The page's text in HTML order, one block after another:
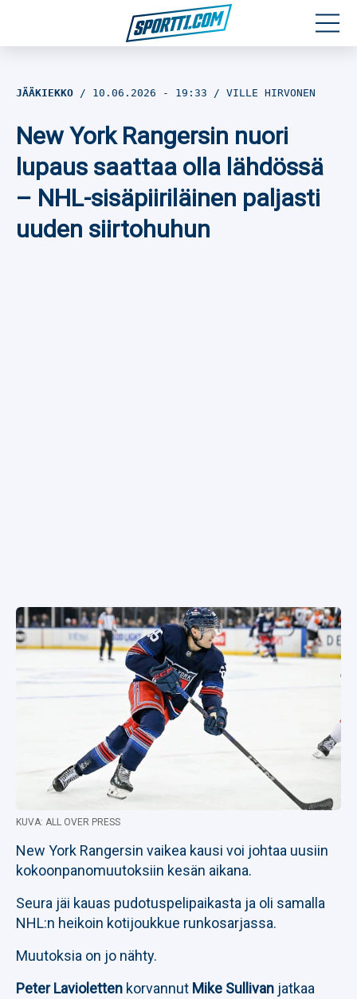
Jalkapallo
Yleisurheilu
Talviurheilu
JÄÄKIEKKO 10.06.2026 - 19:33 VILLE HIRVONEN
New York Rangersin nuori
lupaus saattaa olla lähdössä
– NHL-sisäpiiriläinen paljasti
uuden siirtohuhun
KUVA: ALL OVER PRESS
New York Rangersin vaikea kausi voi johtaa uusiin
kokoonpanomuutoksiin kesän aikana.
Seura jäi kauas pudotuspelipaikasta ja oli samalla
NHL:n heikoin kotijoukkue runkosarjassa.
Muutoksia on jo nähty.
Peter Lavioletten korvannut Mike Sullivan jatkaa